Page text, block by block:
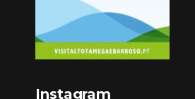
Instagram